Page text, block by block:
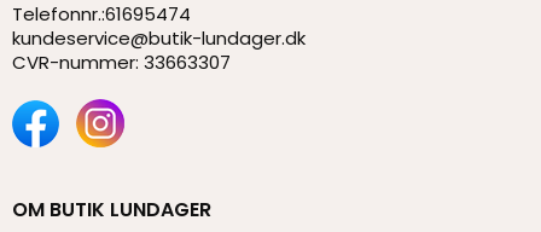
Telefonnr.:61695474
kundeservice@butik-lundager.dk
CVR-nummer: 33663307
OM BUTIK LUNDAGER